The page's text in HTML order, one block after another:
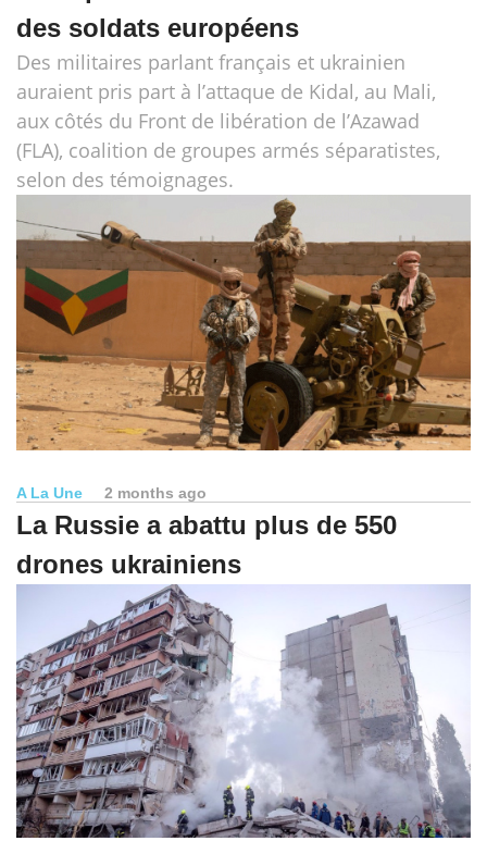
des soldats européens
Des militaires parlant français et ukrainien
auraient pris part à l’attaque de Kidal, au Mali,
aux côtés du Front de libération de l’Azawad
(FLA), coalition de groupes armés séparatistes,
selon des témoignages.
A La Une 2 months ago
La Russie a abattu plus de 550
drones ukrainiens